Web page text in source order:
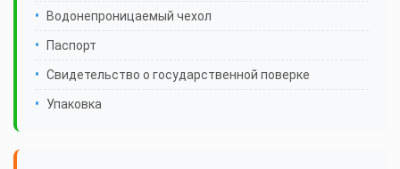
Водонепроницаемый чехол
Паспорт
Свидетельство о государственной поверке
Упаковка